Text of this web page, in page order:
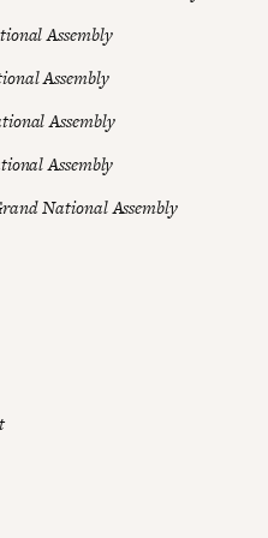
Assembly
Assembly
Assembly
Assembly
National Assembly